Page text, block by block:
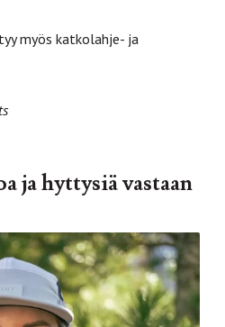
myös katkolahje- ja
ja hyttysiä vastaan